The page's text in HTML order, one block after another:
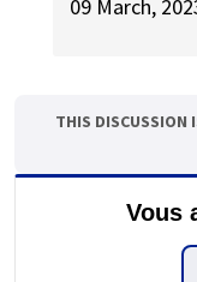
09 March,
THIS DISCUSSION
Vous